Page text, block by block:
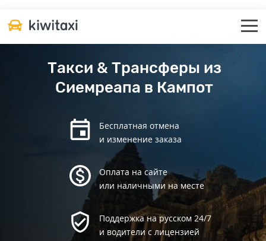
Такси & Трансферы из
Сиемреапа в Кампот
Бесплатная отмена
и изменение заказа
Оплата на сайте
или наличными на месте
Поддержка на русском 24/7
и водители с лицензией